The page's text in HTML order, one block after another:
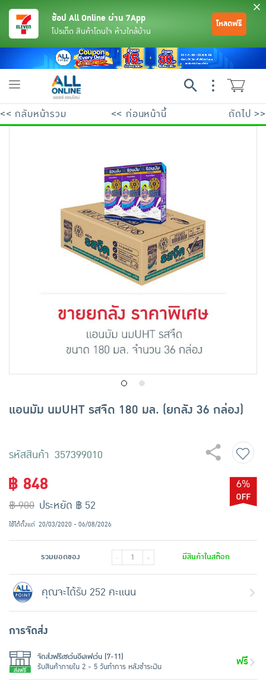
เครื่องดื่มและผงชงดื่ม
อาหารสด ผัก ผลไม้และเบเกอรี่
พระเครื่อง test pop
ช้อป All Online ผ่าน 7App
โปรเด็ด สินค้าโดนใจ ห้างใกล้บ้าน
โหลดฟรี
Toggle
<< กลับหน้ารวม << ก่อนหน้านี้ ถัดไป >>
แอนมัม นมUHT รสจืด 180 มล. (ยกลัง 36 กล่อง)
รหัสสินค้า 357399010
฿ 848
฿ 900
6%
ประหยัด ฿ 52
ใช้ได้ตั้งแต่ 20/03/2020 - 06/08/2026
รวมยอดของ - + มีสินค้าในสต๊อก
คุณจะได้รับ 252 คะแนน
การจัดส่ง
จัดส่งฟรีเซเว่นอีเลฟเว่น (7-11)
รับสินค้าภายใน 2 - 5 วันทำการ หลังชำระเงิน
ฟรี